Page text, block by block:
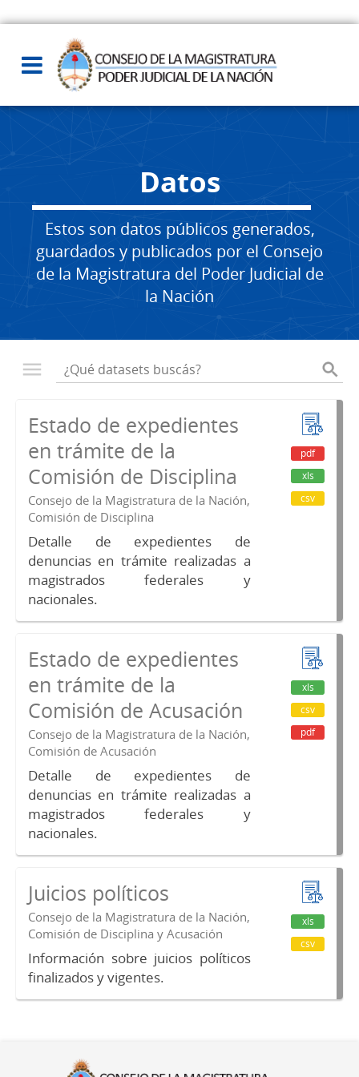
Datos
Estos son datos públicos generados,
guardados y publicados por el Consejo
de la Magistratura del Poder Judicial de
la Nación
Estado de expedientes
en trámite de la
Comisión de Disciplina
Consejo de la Magistratura de la Nación,
Comisión de Disciplina
Detalle de expedientes de
denuncias en trámite realizadas a
magistrados federales y
nacionales.
pdf
xls
csv
Estado de expedientes
en trámite de la
Comisión de Acusación
Consejo de la Magistratura de la Nación,
Comisión de Acusación
Detalle de expedientes de
denuncias en trámite realizadas a
magistrados federales y
nacionales.
xls
csv
pdf
Juicios políticos
Consejo de la Magistratura de la Nación,
Comisión de Disciplina y Acusación
Información sobre juicios políticos
finalizados y vigentes.
xls
csv